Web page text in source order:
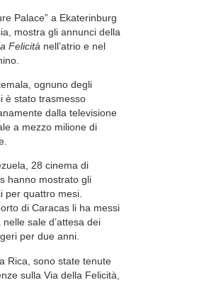
Palace” a Ekaterinburg
mostra gli annunci della
Felicità nell’atrio e nel
ognuno degli
è stato trasmesso
dalla televisione
a mezzo milione di
28 cinema di
hanno mostrato gli
per quattro mesi.
di Caracas li ha messi
nelle sale d’attesa dei
per due anni.
Rica, sono state tenute
sulla Via della Felicità,